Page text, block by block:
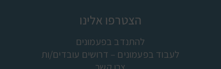
הצטרפו אלינו
להתנדב בפעמונים
לעבוד בפעמונים – דרושים עובדים/ות